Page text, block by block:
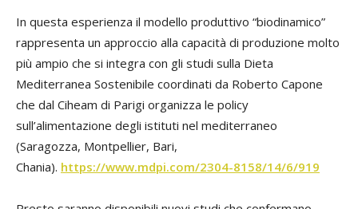
In questa esperienza il modello produttivo “biodinamico”
rappresenta un approccio alla capacità di produzione molto
più ampio che si integra con gli studi sulla Dieta
Mediterranea Sostenibile coordinati da Roberto Capone
che dal Ciheam di Parigi organizza le policy
sull’alimentazione degli istituti nel mediterraneo
(Saragozza, Montpellier, Bari,
Chania). https://www.mdpi.com/2304-8158/14/6/919